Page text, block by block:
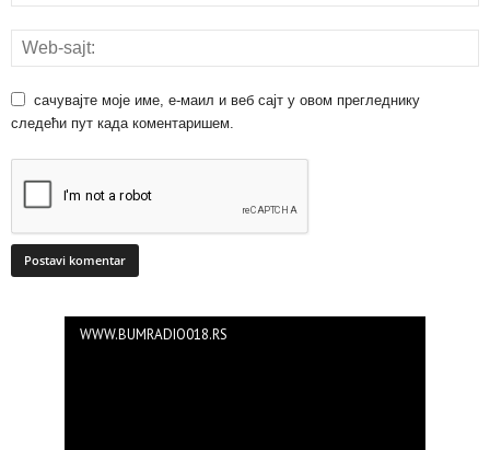
сачувајте моје име, е-маил и веб сајт у овом прегледнику
следећи пут када коментаришем.
WWW.BUMRADIO018.RS